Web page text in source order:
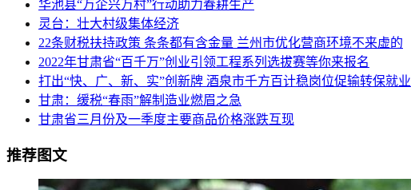
华池县“万企兴万村”行动助力春耕生产
灵台：壮大村级集体经济
22条财税扶持政策 条条都有含金量 兰州市优化营商环境不来虚的
2022年甘肃省“百千万”创业引领工程系列选拔赛等你来报名
打出“快、广、新、实”创新牌 酒泉市千方百计稳岗位促输转保就业
甘肃：缓税“春雨”解制造业燃眉之急
甘肃省三月份及一季度主要商品价格涨跌互现
推荐图文